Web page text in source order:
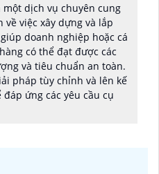
dịch vụ chuyên cung
về việc xây dựng và lắp
doanh nghiệp hoặc cá
có thể đạt được các
và tiêu chuẩn an toàn.
pháp tùy chỉnh và lên kế
ứng các yêu cầu cụ